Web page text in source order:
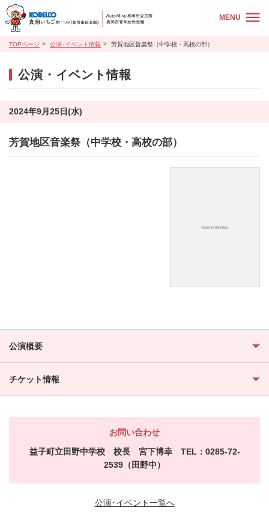
MENU
TOPページ 公演･イベント情報 芳賀地区音楽祭（中学校・高校の部）
公演・イベント情報
2024年9月25日(水)
芳賀地区音楽祭（中学校・高校の部）
公演概要
チケット情報
お問い合わせ
益子町立田野中学校 校長 宮下博幸 TEL：0285-72-
2539（田野中）
公演･イベント一覧へ